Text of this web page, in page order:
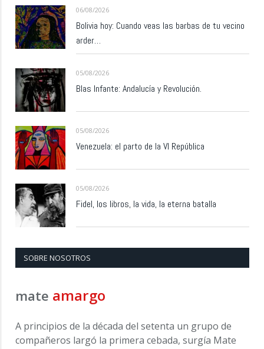
06/08/2026
Bolivia hoy: Cuando veas las barbas de tu vecino
arder…
05/08/2026
Blas Infante: Andalucía y Revolución.
05/08/2026
Venezuela: el parto de la VI República
05/08/2026
Fidel, los libros, la vida, la eterna batalla
SOBRE NOSOTROS
mate amargo
A principios de la década del setenta un grupo de
compañeros largó la primera cebada, surgía Mate